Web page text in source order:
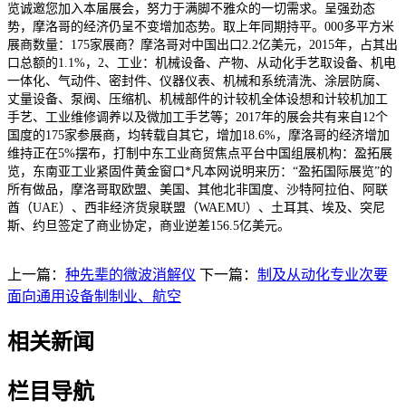
览诚邀您加入本届展会，努力于满脚不雅众的一切需求。呈强劲态
势，摩洛哥的经济仍呈不变增加态势。取上年同期持平。000多平方米
展商数量：175家展商？摩洛哥对中国出口2.2亿美元，2015年，占其出
口总额的1.1%，2、工业：机械设备、产物、从动化手艺取设备、机电
一体化、气动件、密封件、仪器仪表、机械和系统清洗、涂层防腐、
丈量设备、泵阀、压缩机、机械部件的计较机全体设想和计较机加工
手艺、工业维修调养以及微加工手艺等；2017年的展会共有来自12个
国度的175家参展商，均转载自其它，增加18.6%，摩洛哥的经济增加
维持正在5%摆布，打制中东工业商贸焦点平台中国组展机构：盈拓展
览，东南亚工业紧固件黄金窗口*凡本网说明来历：“盈拓国际展览”的
所有做品，摩洛哥取欧盟、美国、其他北非国度、沙特阿拉伯、阿联
酋（UAE）、西非经济货泉联盟（WAEMU）、土耳其、埃及、突尼
斯、约旦签定了商业协定，商业逆差156.5亿美元。
上一篇： 种先辈的微波消解仪 下一篇： 制及从动化专业次要
面向通用设备制制业、航空
相关新闻
栏目导航